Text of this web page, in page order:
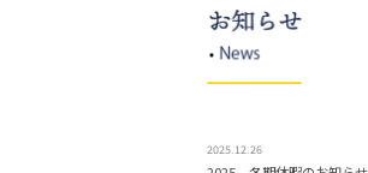
2025.12.26